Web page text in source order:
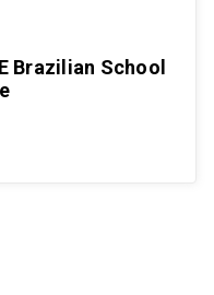
Brazilian School